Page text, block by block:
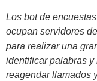
Los bot de
ocupan servidores
para realizar una
identificar palabras y
reagendar llamados